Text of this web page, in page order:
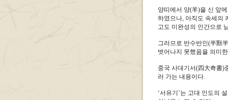
양띠에서 양(羊)을 신 앞
하였으나, 아직도 속세의
고도 미완성의 인간으로
그러므로 반수반인(半獸
벗어나지 못했음을 의미
중국 사대기서(四大奇書)
러 가는 내용이다.
‘서유기’는 고대 인도의